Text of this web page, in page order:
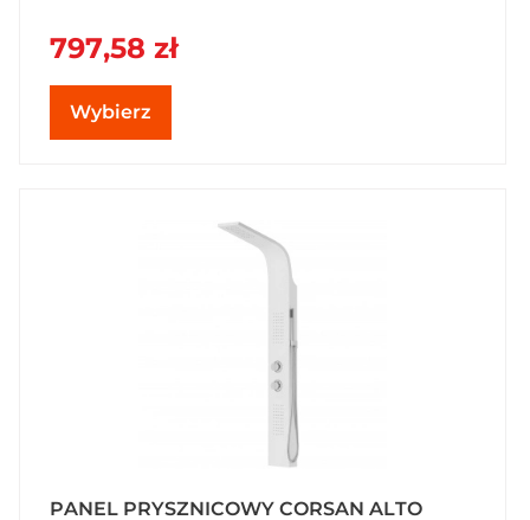
797,58 zł
Wybierz
PANEL PRYSZNICOWY CORSAN ALTO